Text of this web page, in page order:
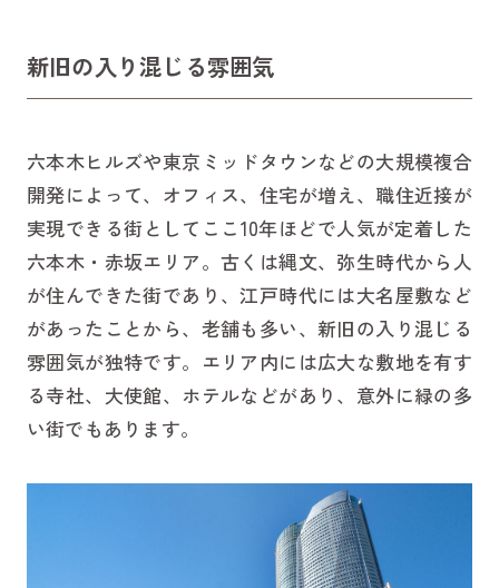
新旧の入り混じる雰囲気
六本木ヒルズや東京ミッドタウンなどの大規模複合
開発によって、オフィス、住宅が増え、職住近接が
実現できる街としてここ10年ほどで人気が定着した
六本木・赤坂エリア。古くは縄文、弥生時代から人
が住んできた街であり、江戸時代には大名屋敷など
があったことから、老舗も多い、新旧の入り混じる
雰囲気が独特です。エリア内には広大な敷地を有す
る寺社、大使館、ホテルなどがあり、意外に緑の多
い街でもあります。